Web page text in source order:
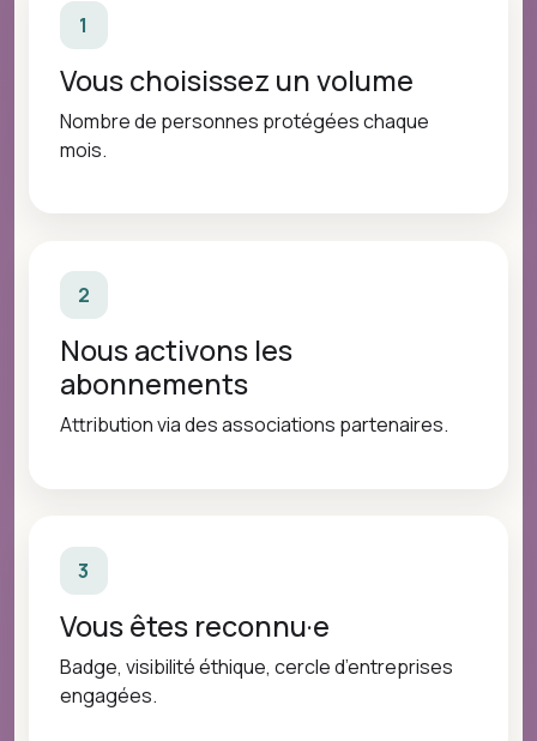
1
Vous choisissez un volume
Nombre de personnes protégées chaque
mois.
2
Nous activons les
abonnements
Attribution via des associations partenaires.
3
Vous êtes reconnu·e
Badge, visibilité éthique, cercle d’entreprises
engagées.